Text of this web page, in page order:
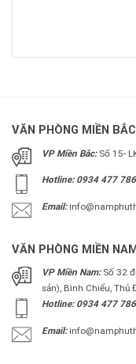
VĂN PHÒNG MIỀN BẮC
VP Miền Bắc:Số 15-
Hotline: 0934 477 786
Email:
VĂN PHÒNG MIỀN
VP Miền Nam:Số 32
sản), Bình Chiểu, Thủ
Hotline: 0934 477 786
Email: